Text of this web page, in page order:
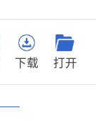
下载 打开